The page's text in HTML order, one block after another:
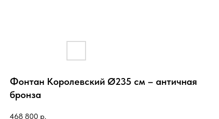
Фонтан Королевский Ø235 см – античная
бронза
468 800 р.